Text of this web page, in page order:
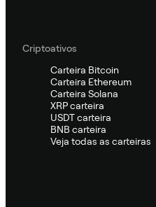
Criptoativos
Carteira Bitcoin
Carteira Ethereum
Carteira Solana
XRP carteira
USDT carteira
BNB carteira
Veja todas as carteiras